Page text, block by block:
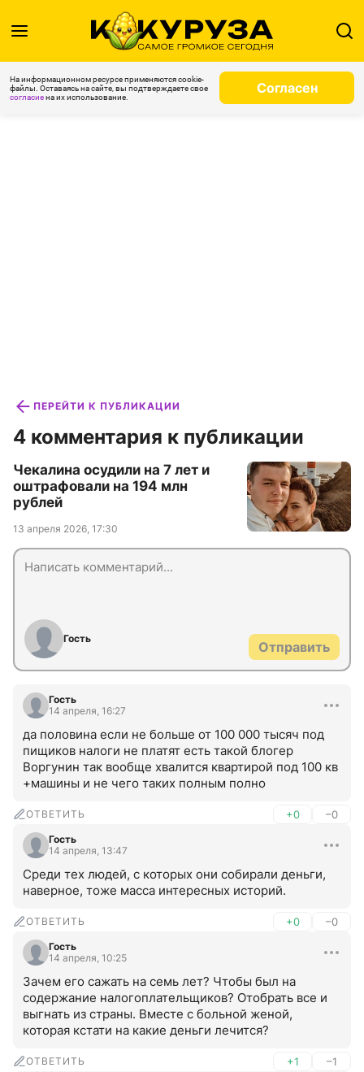
На информационном ресурсе применяются cookie-
файлы. Оставаясь на сайте, вы подтверждаете свое
согласиена их использование.
Согласен
ПЕРЕЙТИ К ПУБЛИКАЦИИ
4 комментария к публикации
Чекалина осудили на 7 лет и
оштрафовали на 194 млн
рублей
13 апреля 2026, 17:30
Гость
Отправить
Гость
14 апреля, 16:27
да половина если не больше от 100 000 тысяч под
пищиков налоги не платят есть такой блогер
Воргунин так вообще хвалится квартирой под 100 кв
+машины и не чего таких полным полно
ОТВЕТИТЬ +0 –0
Гость
14 апреля, 13:47
Среди тех людей, с которых они собирали деньги,
наверное, тоже масса интересных историй.
ОТВЕТИТЬ +0 –0
Гость
14 апреля, 10:25
Зачем его сажать на семь лет? Чтобы был на
содержание налогоплательщиков? Отобрать все и
выгнать из страны. Вместе с больной женой,
которая кстати на какие деньги лечится?
ОТВЕТИТЬ +1 –1